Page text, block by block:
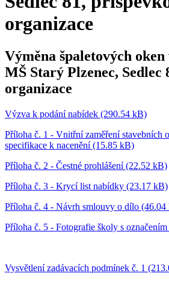
organizace
Výměna špaletových oken
MŠ Starý Plzenec, Sedlec
organizace
Výzva k podání nabídek (290.54 kB)
Příloha č. 1 - Vnitřní zaměření stavebních
specifikace k nacenění (15.85 kB)
Příloha č. 2 - Čestné prohlášení (22.52 kB)
Příloha č. 3 - Krycí list nabídky (23.17 kB)
Příloha č. 4 - Návrh smlouvy o dílo (46.04
Příloha č. 5 - Fotografie školy s
Vysvětlení zadávacích podmínek č. 1